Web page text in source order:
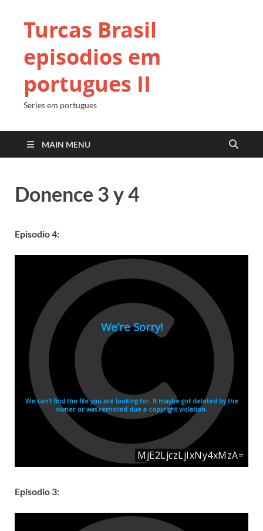
Turcas Brasil
episodios em
portugues II
Series em portugues
MAIN MENU
Donence 3 y 4
Episodio 4:
Episodio 3: